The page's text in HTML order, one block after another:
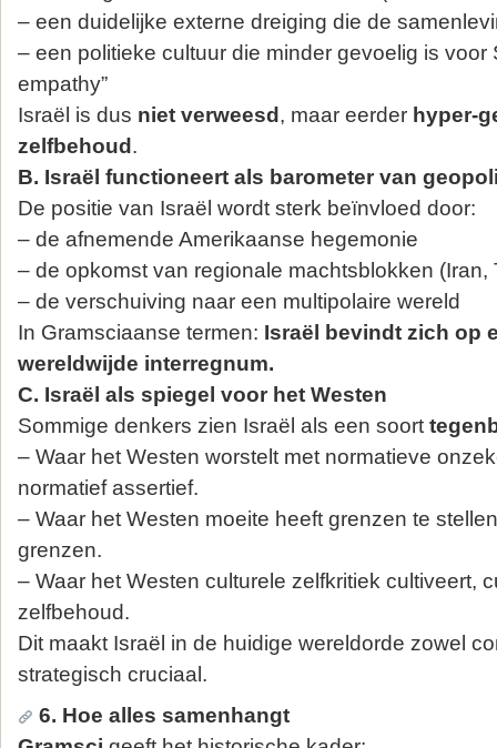
– een duidelijke externe dreiging die de
– een politieke cultuur die minder gevoelig is voor
empathy”
Israël is dus niet verweesd , maar eerder hyper-
zelfbehoud .
B. Israël functioneert als barometer van
De positie van Israël wordt sterk beïnvloed door:
– de afnemende Amerikaanse hegemonie
– de opkomst van regionale machtsblokken (Iran,
– de verschuiving naar een multipolaire wereld
In Gramsciaanse termen: Israël bevindt zich op
wereldwijde interregnum.
C. Israël als spiegel voor het Westen
Sommige denkers zien Israël als een soort
– Waar het Westen worstelt met normatieve
normatief assertief.
– Waar het Westen moeite heeft grenzen te
grenzen.
– Waar het Westen culturele zelfkritiek cultiveert,
zelfbehoud.
Dit maakt Israël in de huidige wereldorde zowel
strategisch cruciaal.
6. Hoe alles samenhangt